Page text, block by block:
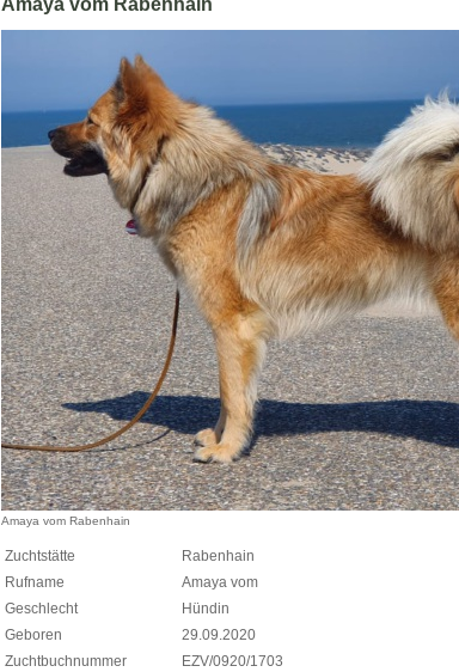
Amaya vom Rabenhain
Amaya vom Rabenhain
Zuchtstätte
Rabenhain
Rufname
Amaya vom
Geschlecht
Hündin
Geboren
29.09.2020
Zuchtbuchnummer
EZV/0920/1703